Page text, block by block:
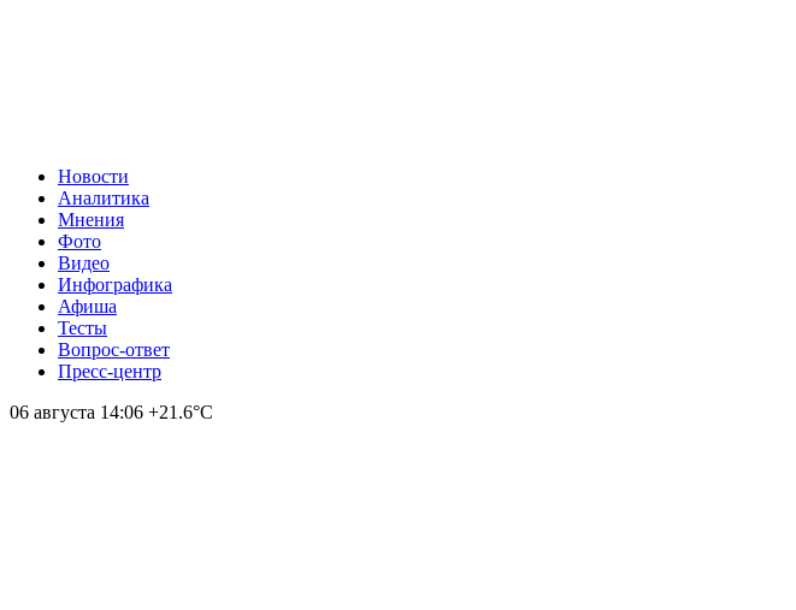
Новости
Аналитика
Мнения
Фото
Видео
Инфографика
Афиша
Тесты
Вопрос-ответ
Пресс-центр
06 августа 14:06 +21.6°С